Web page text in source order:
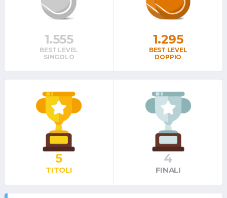
1.555
BEST LEVEL
SINGOLO
1.295
BEST LEVEL
DOPPIO
5
TITOLI
4
FINALI